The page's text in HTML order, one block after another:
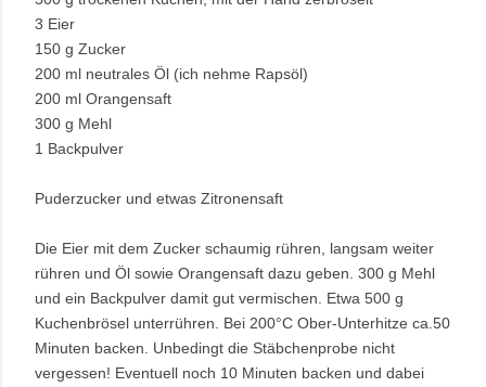
3 Eier
150 g Zucker
200 ml neutrales Öl (ich nehme Rapsöl)
200 ml Orangensaft
300 g Mehl
1 Backpulver
Puderzucker und etwas Zitronensaft
Die Eier mit dem Zucker schaumig rühren, langsam weiter
rühren und Öl sowie Orangensaft dazu geben. 300 g Mehl
und ein Backpulver damit gut vermischen. Etwa 500 g
Kuchenbrösel unterrühren. Bei 200°C Ober-Unterhitze ca.50
Minuten backen. Unbedingt die Stäbchenprobe nicht
vergessen! Eventuell noch 10 Minuten backen und dabei